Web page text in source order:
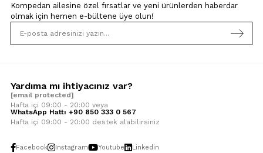
Kompedan ailesine özel fırsatlar ve yeni ürünlerden haberdar
olmak için hemen e-bültene üye olun!
Yardıma mı ihtiyacınız var?
[email protected]
Hafta içi 09:00 - 20:00 veya
WhatsApp Hattı +90 850 333 0 567
Hafta içi 09:00 - 20:00 destek alabilirsiniz
Facebook Instagram Youtube Linkedin